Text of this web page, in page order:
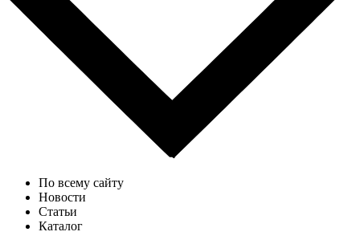
По всему сайту
Новости
Статьи
Каталог